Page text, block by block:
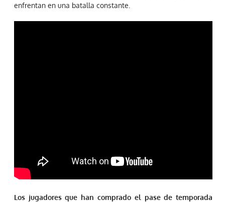
enfrentan en una batalla constante.
Los jugadores que han comprado el pase de temporada